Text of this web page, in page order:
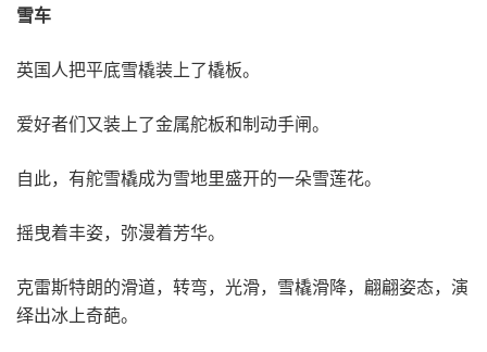
雪车
英国人把平底雪橇装上了橇板。
爱好者们又装上了金属舵板和制动手闸。
自此，有舵雪橇成为雪地里盛开的一朵雪莲花。
摇曳着丰姿，弥漫着芳华。
克雷斯特朗的滑道，转弯，光滑，雪橇滑降，翩翩姿态，演
绎出冰上奇葩。